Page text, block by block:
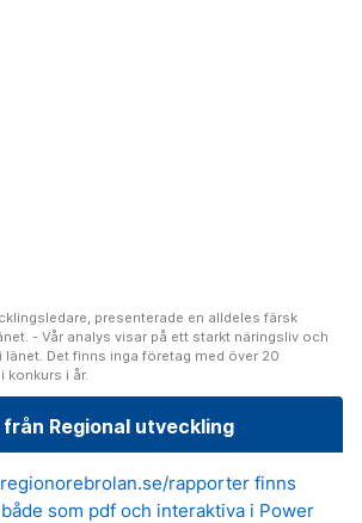
presenterade en alldeles färsk
- Vår analys visar på ett starkt näringsliv och
Det finns inga företag med över 20
konkurs i år.
Regional utveckling
rapporter finns
som pdf och interaktiva i Power